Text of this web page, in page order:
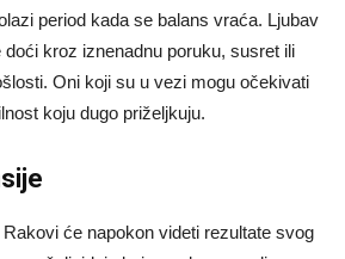
period kada se balans vraća. Ljubav
kroz iznenadnu poruku, susret ili
Oni koji su u vezi mogu očekivati
koju dugo priželjkuju.
će napokon videti rezultate svog